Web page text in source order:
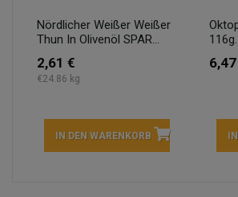
Nördlicher Weißer Weißer
Thun In Olivenöl SPAR...
2,61 €
€24.86 kg
IN DEN WARENKORB
116g.